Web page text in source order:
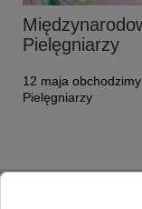
Pielęgniarzy
12 maja
Pielęgniarzy